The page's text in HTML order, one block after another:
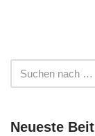
Neueste